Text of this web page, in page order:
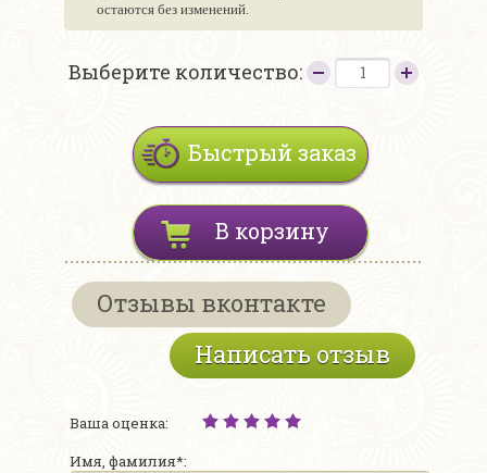
остаются без изменений.
Выберите количество:
Быстрый заказ
В корзину
Отзывы вконтакте
Написать отзыв
Ваша оценка:
Имя, фамилия*: